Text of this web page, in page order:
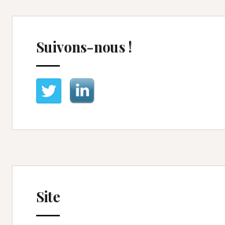
Suivons-nous !
Site